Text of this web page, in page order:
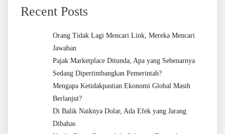
Recent Posts
Orang Tidak Lagi Mencari Link, Mereka Mencari
Jawaban
Pajak Marketplace Ditunda, Apa yang Sebenarnya
Sedang Dipertimbangkan Pemerintah?
Mengapa Ketidakpastian Ekonomi Global Masih
Berlanjut?
Di Balik Naiknya Dolar, Ada Efek yang Jarang
Dibahas